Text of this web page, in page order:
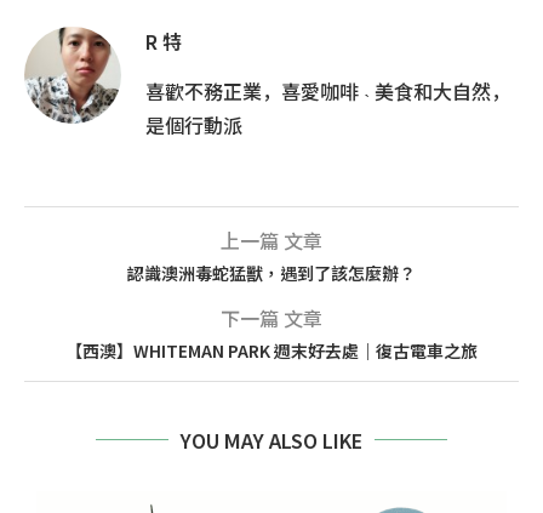
R 特
喜歡不務正業，喜愛咖啡 ˴ 美食和大自然，
是個行動派
上一篇 文章
認識澳洲毒蛇猛獸，遇到了該怎麼辦？
下一篇 文章
【西澳】WHITEMAN PARK 週末好去處｜復古電車之旅
YOU MAY ALSO LIKE